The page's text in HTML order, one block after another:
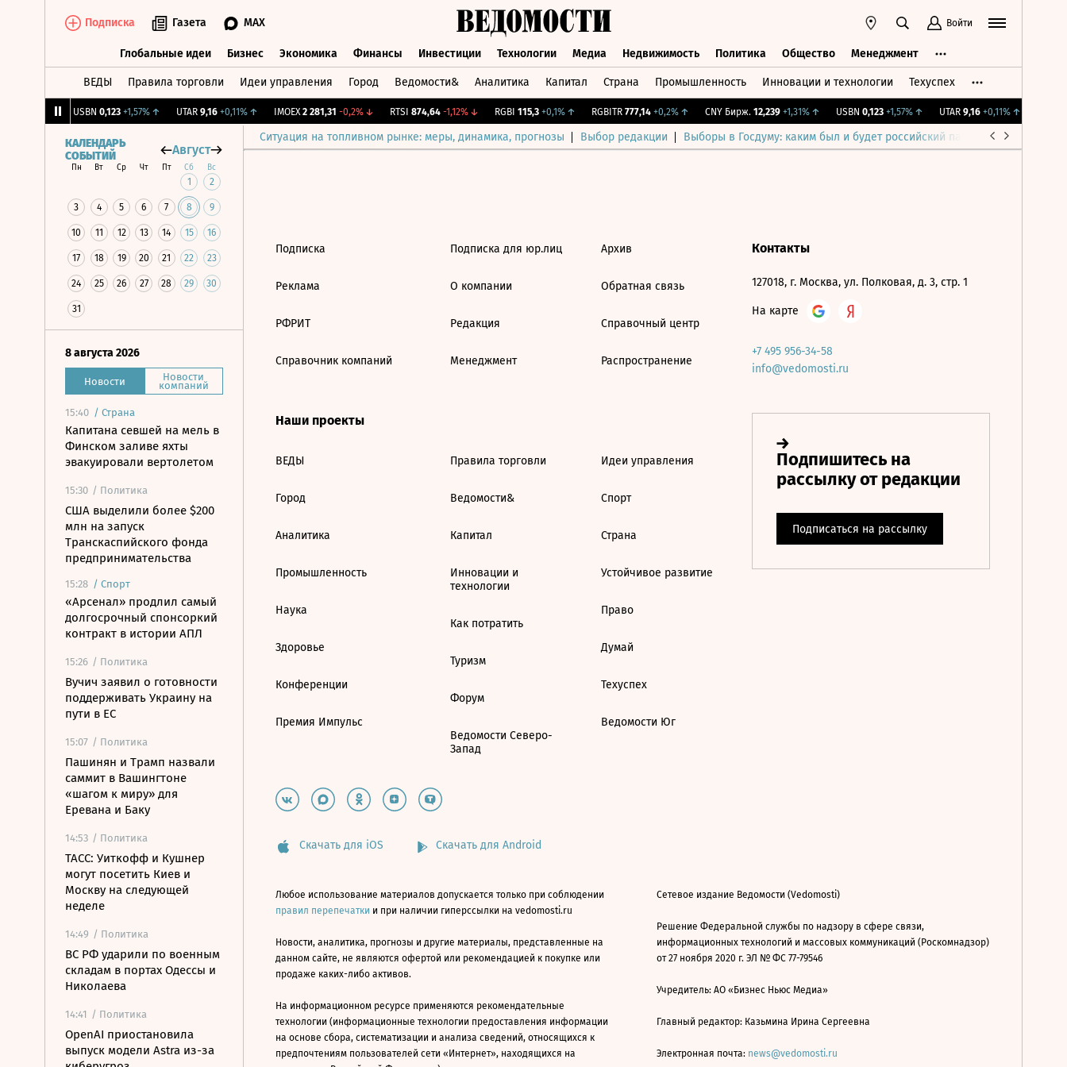
Подписка Газета MAX Войти
Глобальные идеи Бизнес Экономика Финансы Инвестиции Технологии Медиа Недвижимость Политика Общество Менеджмент
ВЕДЫ Правила торговли Идеи управления Город Ведомости& Аналитика Капитал Страна Промышленность Инновации и технологии Техуспех
USBN 0,123 +1,57%↑ UTAR 9,16 +0,11%↑ IMOEX 2 281,31 -0,2%↓ RTSI 874,64 -1,12%↓ RGBI 115,3 +0,1%↑ RGBITR 777,14 +0,2%↑ CNY Бирж. 12,239 +1,31%↑ USBN 0,123 +1,57%↑ UTAR 9,16 +0,11%↑
Ситуация на топливном рынке: меры, динамика, прогнозы Выбор редакции Выборы в Госдуму: каким был и будет российский парламент
КАЛЕНДАРЬ
СОБЫТИЙ
Август
Пн Вт Ср Чт Пт Сб Вс
1 2
3 4 5 6 7 8 9
10 11 12 13 14 15 16
17 18 19 20 21 22 23
24 25 26 27 28 29 30
31
8 августа 2026
Новости Новости
компаний
15:40 / Страна
Капитана севшей на мель в
Финском заливе яхты
эвакуировали вертолетом
15:30 / Политика
США выделили более $200
млн на запуск
Транскаспийского фонда
предпринимательства
15:28 / Спорт
«Арсенал» продлил самый
долгосрочный спонсоркий
контракт в истории АПЛ
15:26 / Политика
Вучич заявил о готовности
поддерживать Украину на
пути в ЕС
15:07 / Политика
Пашинян и Трамп назвали
саммит в Вашингтоне
«шагом к миру» для
Еревана и Баку
14:53 / Политика
ТАСС: Уиткофф и Кушнер
могут посетить Киев и
Москву на следующей
неделе
14:49 / Политика
ВС РФ ударили по военным
складам в портах Одессы и
Николаева
14:41 / Политика
OpenAI приостановила
выпуск модели Astra из-за
Подписка
Реклама
РФРИТ
Справочник компаний
Подписка для юр.лиц
О компании
Редакция
Менеджмент
Архив
Обратная связь
Справочный центр
Распространение
Наши проекты
ВЕДЫ
Город
Аналитика
Промышленность
Наука
Здоровье
Конференции
Премия Импульс
Правила торговли
Ведомости&
Капитал
Инновации и
технологии
Как потратить
Туризм
Форум
Ведомости Северо-
Запад
Идеи управления
Спорт
Страна
Устойчивое развитие
Право
Думай
Техуспех
Ведомости Юг
Контакты
127018, г. Москва, ул. Полковая, д. 3, стр. 1
На карте
+7 495 956-34-58
info@vedomosti.ru
Скачать для iOS Скачать для Android
Любое использование материалов допускается только при соблюдении
правил перепечатки и при наличии гиперссылки на vedomosti.ru
Новости, аналитика, прогнозы и другие материалы, представленные на
данном сайте, не являются офертой или рекомендацией к покупке или
продаже каких-либо активов.
На информационном ресурсе применяются рекомендательные
технологии (информационные технологии предоставления информации
на основе сбора, систематизации и анализа сведений, относящихся к
предпочтениям пользователей сети «Интернет», находящихся на
Сетевое издание Ведомости (Vedomosti)
Решение Федеральной службы по надзору в сфере связи,
информационных технологий и массовых коммуникаций (Роскомнадзор)
от 27 ноября 2020 г. ЭЛ № ФС 77-79546
Учредитель: АО «Бизнес Ньюс Медиа»
Главный редактор: Казьмина Ирина Сергеевна
Электронная почта: news@vedomosti.ru